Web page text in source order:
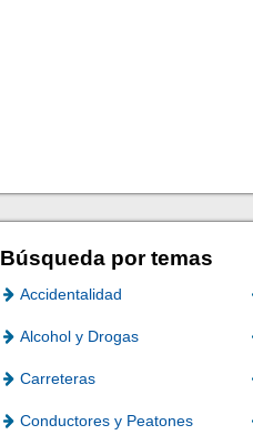
Búsqueda por temas
Accidentalidad
Alcohol y Drogas
Carreteras
Conductores y Peatones